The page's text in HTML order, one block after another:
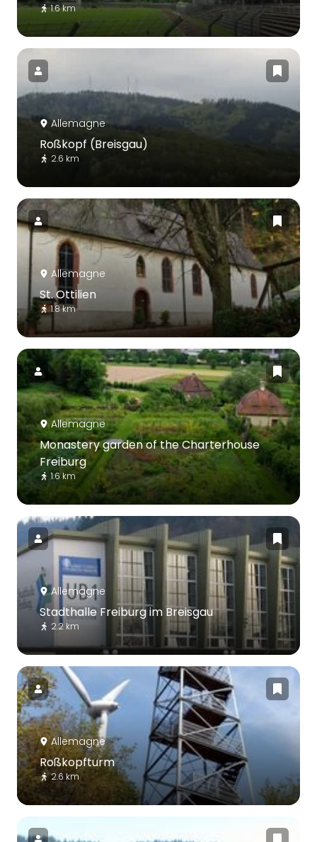
1.6 km
Allemagne
Roßkopf (Breisgau)
2.6 km
Allemagne
St. Ottilien
1.8 km
Allemagne
Monastery garden of the Charterhouse
Freiburg
1.6 km
Allemagne
Stadthalle Freiburg im Breisgau
2.2 km
Allemagne
Roßkopfturm
2.6 km